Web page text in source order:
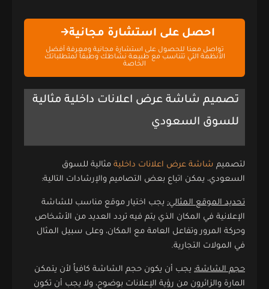
احصل على استشارة مجانية
تواصل معنا للحصول على استشارة مجانية ومعرفة أفضل
الأنظمة التي تتناسب مع طبيعة نشاطك وطبقاً لمتطلباتك
الخاصة
تصميم شاشة عرض اعلانات داخلية مثالية
للسوق السعودي
لتصميم شاشة عرض اعلانات داخلية مثالية للسوق
السعودي، يمكن اتباع بعض التصاميم والإرشادات التالية:
تحديد الموقع المثالي: يجب اختيار موقع مناسب للشاشة
الإعلانية في المكان الذي يتم فيه تردد العديد من الأشخاص
وحركة المرور وتفاعل العامة مع المكان، وعلى سبيل المثال
في المولات التجارية.
حجم الشاشة: يجب أن يكون حجم الشاشة كافياً لأن يتمكن
المارة والزائرون من رؤية الإعلانات بوضوح، ولا يجب أن تكون